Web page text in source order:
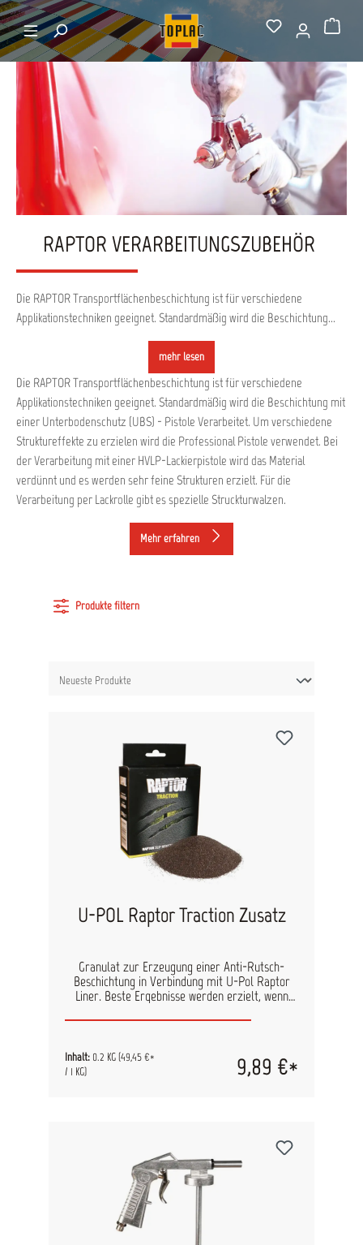
springenStartseite Raptor Verarbeitungszubehör
RAPTOR VERARBEITUNGSZUBEHÖR
Die RAPTOR Transportflächenbeschichtung ist für verschiedene
Applikationstechniken geeignet. Standardmäßig wird die Beschichtung...
mehr lesen
Die RAPTOR Transportflächenbeschichtung ist für verschiedene
Applikationstechniken geeignet. Standardmäßig wird die Beschichtung mit
einer Unterbodenschutz (UBS) - Pistole Verarbeitet. Um verschiedene
Struktureffekte zu erzielen wird die Professional Pistole verwendet. Bei
der Verarbeitung mit einer HVLP-Lackierpistole wird das Material
verdünnt und es werden sehr feine Strukturen erzielt. Für die
Verarbeitung per Lackrolle gibt es spezielle Struckturwalzen.
Mehr erfahren
Produkte filtern
U-POL Raptor Traction Zusatz
Granulat zur Erzeugung einer Anti-Rutsch-
Beschichtung in Verbindung mit U-Pol Raptor
Liner. Beste Ergebnisse werden erzielt, wenn
wird. Verbrauch: 1 Beutel (200g) pro Flasche
Raptorlack mit dem Härter, füllen Sie das
Granulat in die Raptorflasche und schütteln Sie
(GUN/1). Zu beachten: Das Granulat kann nicht
mit der Professional Pistole mit verstellbarer
Düse appliziert werden. Inhalt: 200g
Inhalt: 0.2 KG(49,45 €*
/ 1 KG)
9,89 €*